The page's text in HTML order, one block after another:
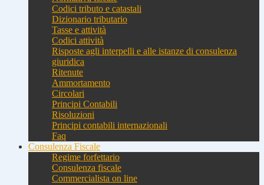
Codici tributo e catastali
Dizionario tributario
Tasse e attività
Codici attività
Risposte agli interpelli e alle istanze di consulenza
giuridica
Ritenute
Ammortamento
Circolari
Principi Contabili
Risoluzioni
Principi contabili internazionali
Faq
Consulenza Fiscale
Regime forfettario
Consulenza fiscale
Commercialista on line